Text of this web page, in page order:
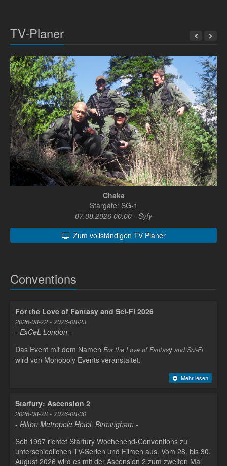
TV-Planer
Chaka
Stargate: SG-1
07.08.2026 00:00 - Syfy
Zum vollständigen TV Planer
Conventions
For the Love of Fantasy and Sci-Fi 2026
2026-08-22 - 2026-08-23
- ExCeL London -
Das Event mit dem Namen For the Love of Fantasy and Sci-Fi
wird von Monopoly Events veranstaltet.
Mehr lesen
Starfury: Ascension 2
2026-08-28 - 2026-08-30
- Hilton Metropole Hotel, Birmingham -
Seit 1997 richtet Starfury Wochenend-Conventions zu
unterschiedlichen TV-Serien und Filmen aus. Vom 28. bis 30.
August 2026 wird es mit der Ascension 2 zum zweiten Mal